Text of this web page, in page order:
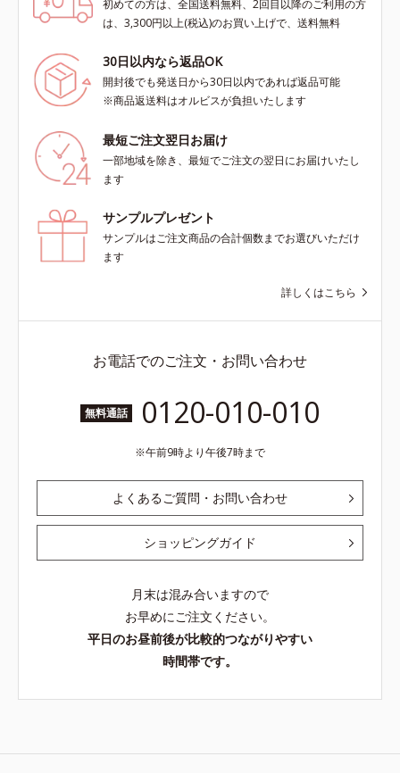
初めての方は、全国送料無料、2回目以降のご利用の方
は、3,300円以上(税込)のお買い上げで、送料無料
30日以内なら返品OK
開封後でも発送日から30日以内であれば返品可能
※商品返送料はオルビスが負担いたします
最短ご注文翌日お届け
一部地域を除き、最短でご注文の翌日にお届けいたし
ます
サンプルプレゼント
サンプルはご注文商品の合計個数までお選びいただけ
ます
詳しくはこちら
お電話でのご注文・お問い合わせ
無料通話 0120-010-010
午前9時より午後7時まで
よくあるご質問・お問い合わせ
ショッピングガイド
月末は混み合いますので
お早めにご注文ください。
平日のお昼前後が比較的つながりやすい
時間帯です。